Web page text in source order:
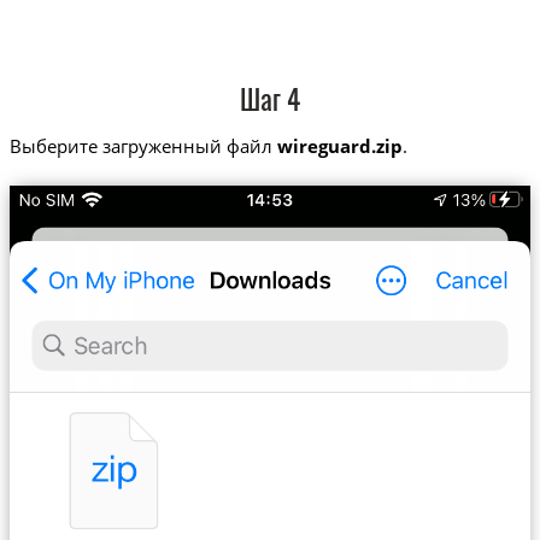
Шаг 4
Выберите загруженный файл wireguard.zip.